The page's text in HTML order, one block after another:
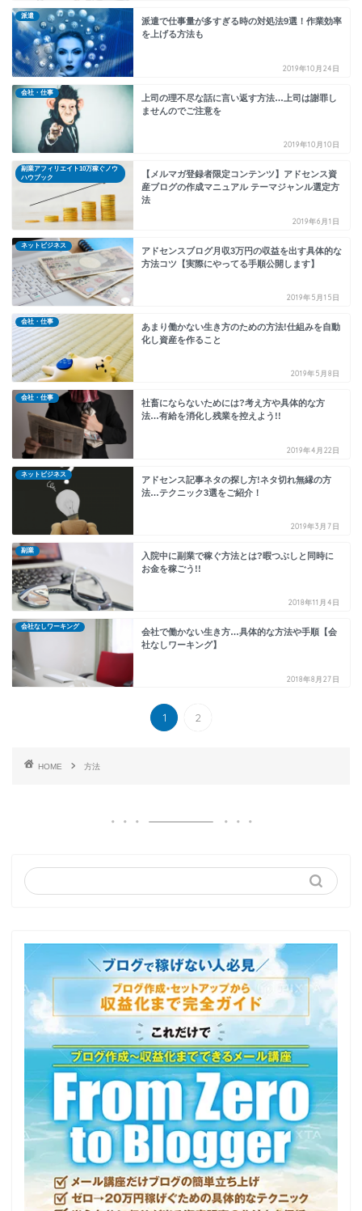
派遣
派遣で仕事量が多すぎる時の対処法9選！作業効率
を上げる方法も
2019年10月24日
会社・仕事
上司の理不尽な話に言い返す方法…上司は謝罪し
ませんのでご注意を
2019年10月10日
副業アフィリエイト10万稼ぐノウ
ハウブック
【メルマガ登録者限定コンテンツ】アドセンス資
産ブログの作成マニュアル テーマジャンル選定方
法
2019年6月1日
ネットビジネス
アドセンスブログ月収3万円の収益を出す具体的な
方法コツ【実際にやってる手順公開します】
2019年5月15日
会社・仕事
あまり働かない生き方のための方法!仕組みを自動
化し資産を作ること
2019年5月8日
会社・仕事
社畜にならないためには?考え方や具体的な方
法…有給を消化し残業を控えよう!!
2019年4月22日
ネットビジネス
アドセンス記事ネタの探し方!ネタ切れ無縁の方
法…テクニック3選をご紹介！
2019年3月7日
副業
入院中に副業で稼ぐ方法とは?暇つぶしと同時に
お金を稼ごう!!
2018年11月4日
会社なしワーキング
会社で働かない生き方…具体的な方法や手順【会
社なしワーキング】
2018年8月27日
1 2
HOME 方法